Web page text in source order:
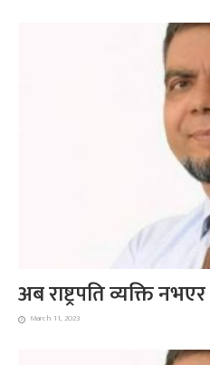
अब राष्ट्रपति व्यक्ति
March 11, 2023